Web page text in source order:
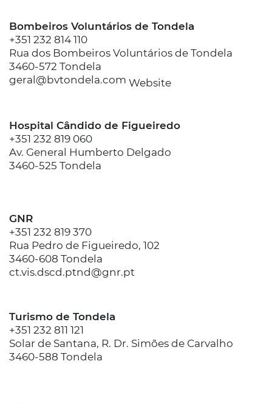
Bombeiros Voluntários de Tondela
+351 232 814 110
Rua dos Bombeiros Voluntários de Tondela
3460-572 Tondela
geral@bvtondela.com Website
Hospital Cândido de Figueiredo
+351 232 819 060
Av. General Humberto Delgado
3460-525 Tondela
GNR
+351 232 819 370
Rua Pedro de Figueiredo, 102
3460-608 Tondela
ct.vis.dscd.ptnd@gnr.pt
Turismo de Tondela
+351 232 811 121
Solar de Santana, R. Dr. Simões de Carvalho
3460-588 Tondela